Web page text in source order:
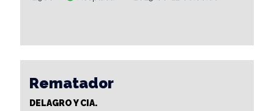
Rematador
DELAGRO Y CIA.